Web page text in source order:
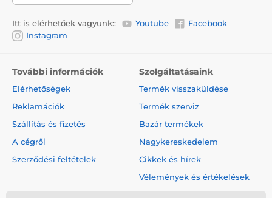
Itt is elérhetőek vagyunk:: Youtube
Facebook
Instagram
További információk
Elérhetőségek
Reklamációk
Szállítás és fizetés
A cégről
Szerződési feltételek
Szolgáltatásaink
Termék visszaküldése
Termék szerviz
Bazár termékek
Nagykereskedelem
Cikkek és hírek
Vélemények és értékelések